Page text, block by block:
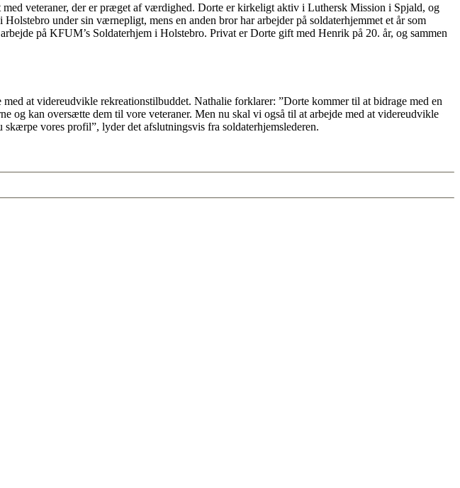
veteraner, der er præget af værdighed. Dorte er kirkeligt aktiv i Luthersk Mission i Spjald, og
under sin værnepligt, mens en anden bror har arbejder på soldaterhjemmet et år som
på KFUM’s Soldaterhjem i Holstebro. Privat er Dorte gift med Henrik på 20. år, og sammen
at videreudvikle rekreationstilbuddet. Nathalie forklarer: ”Dorte kommer til at bidrage med en
og kan oversætte dem til vore veteraner. Men nu skal vi også til at arbejde med at videreudvikle
vores profil”, lyder det afslutningsvis fra soldaterhjemslederen.